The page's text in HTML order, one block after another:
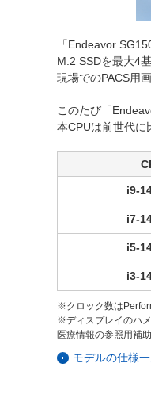
「Endeavor
M.2 SSDを最大4
現場でのPACS用
このたび「
本CPUは前世代に
i9-
i7-
i5-
i3-
※クロック数は
※ディスプレイのハ
医療情報の参照用補
モデルの仕様